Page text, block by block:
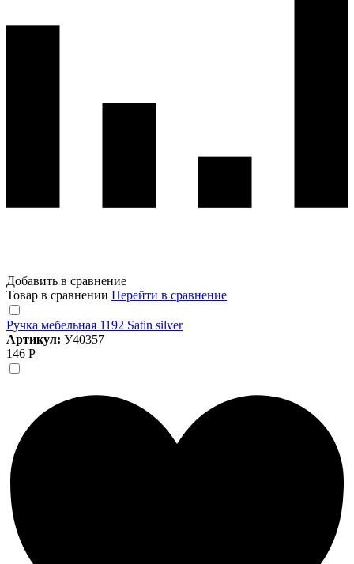
Добавить в сравнение
Товар в сравнении Перейти в сравнение
Ручка мебельная 1192 Satin silver
Артикул: У40357
146 Р